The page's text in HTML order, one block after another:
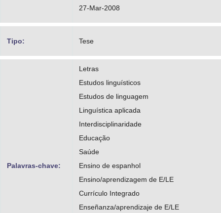
CPF:24598679522
http://buscatextual.cnpq.br/buscatextual/
id=K4700829H0
Nascimento, Magnólia Brasil Barbosa do
http://buscatextual.cnpq.br/buscatextual/
id=K4798203J2&dataRevisao=null
Daher, Maria Del Carmen Fátima González
http://buscatextual.cnpq.br/buscatextual/
id=K4767373T4
27-Mar-2008
Tipo: Tese
Palavras-chave:
Letras
Estudos linguísticos
Estudos de linguagem
Linguística aplicada
Interdisciplinaridade
Educação
Saúde
Ensino de espanhol
Ensino/aprendizagem de E/LE
Currículo Integrado
Enseñanza/aprendizaje de E/LE